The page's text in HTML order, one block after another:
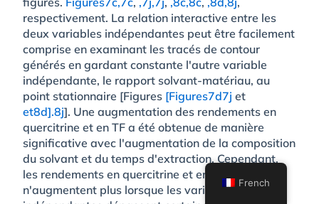
respectivement. La relation interactive entre les
deux variables indépendantes peut être facilement
comprise en examinant les tracés de contour
générés en gardant constante l'autre variable
indépendante, le rapport solvant-matériau, au
point stationnaire [Figures [Figures7d7j et
et8d].8j]. Une augmentation des rendements en
quercitrine et en TF a été obtenue de manière
significative avec l'augmentation de la composition
du solvant et du temps d'extraction. Cependant,
les rendements en quercitrine et en TF
n'augmentent plus lorsque les variables French